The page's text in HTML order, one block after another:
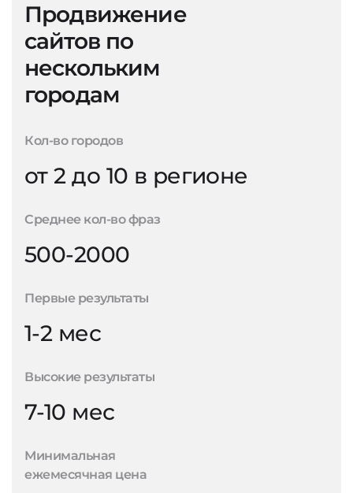
Продвижение
сайтов по
нескольким
городам
Кол-во городов
от 2 до 10 в регионе
Среднее кол-во фраз
500-2000
Первые результаты
1-2 мес
Высокие результаты
7-10 мес
Минимальная
ежемесячная цена